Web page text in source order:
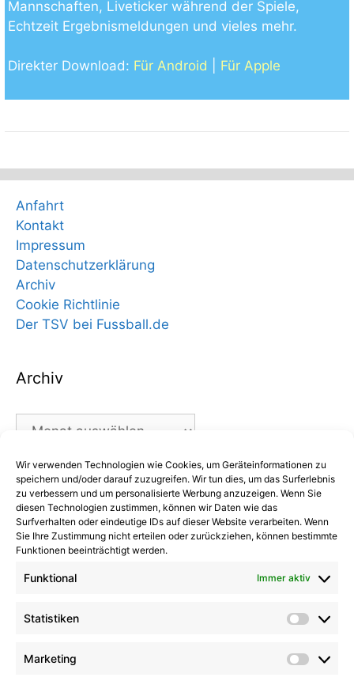
Wir verwenden Technologien wie Cookies, um Geräteinformationen zu
speichern und/oder darauf zuzugreifen. Wir tun dies, um das Surferlebnis
zu verbessern und um personalisierte Werbung anzuzeigen. Wenn Sie
diesen Technologien zustimmen, können wir Daten wie das
Surfverhalten oder eindeutige IDs auf dieser Website verarbeiten. Wenn
Sie Ihre Zustimmung nicht erteilen oder zurückziehen, können bestimmte
Funktionen beeinträchtigt werden.
Funktional Immer aktiv
Statistiken
Marketing
Mannschaften, Liveticker während der Spiele,
Echtzeit Ergebnismeldungen und vieles mehr.
Direkter Download: Für Android Für Apple
Anfahrt
Kontakt
Impressum
Datenschutzerklärung
Archiv
Cookie Richtlinie
Der TSV bei Fussball.de
Archiv
Archiv
Kategorien
Kategorien
Kommentare
Aufgalopp mit neuen Gesichtern: TSV Trittau